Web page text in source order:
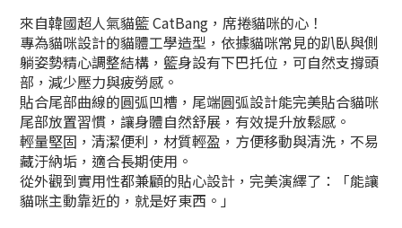
來自韓國超人氣貓籃 CatBang，席捲貓咪的心！
專為貓咪設計的貓體工學造型，依據貓咪常見的趴臥與側
躺姿勢精心調整結構，籃身設有下巴托位，可自然支撐頭
部，減少壓力與疲勞感。
貼合尾部曲線的圓弧凹槽，尾端圓弧設計能完美貼合貓咪
尾部放置習慣，讓身體自然舒展，有效提升放鬆感。
輕量堅固，清潔便利，材質輕盈，方便移動與清洗，不易
藏汙納垢，適合長期使用。
從外觀到實用性都兼顧的貼心設計，完美演繹了：「能讓
貓咪主動靠近的，就是好東西。」